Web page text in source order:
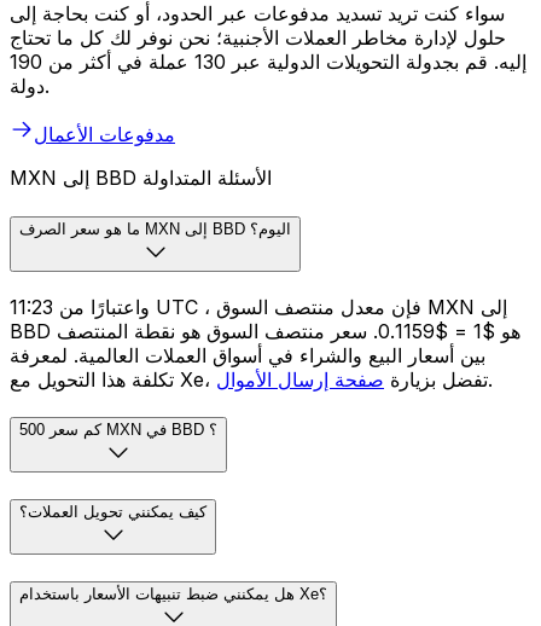
سواء كنت تريد تسديد مدفوعات عبر الحدود، أو كنت بحاجة إلى
حلول لإدارة مخاطر العملات الأجنبية؛ نحن نوفر لك كل ما تحتاج
إليه. قم بجدولة التحويلات الدولية عبر 130 عملة في أكثر من 190
دولة.
مدفوعات الأعمال
MXN إلى BBD الأسئلة المتداولة
ما هو سعر الصرف MXN إلى BBD اليوم؟
واعتبارًا من 11:23 UTC ، فإن معدل منتصف السوق MXN إلى
BBD هو $1 = $0.1159. سعر منتصف السوق هو نقطة المنتصف
بين أسعار البيع والشراء في أسواق العملات العالمية. لمعرفة
تكلفة هذا التحويل مع Xe، تفضل بزيارة صفحة إرسال الأموال .
كم سعر 500 MXN في BBD ؟
كيف يمكنني تحويل العملات؟
هل يمكنني ضبط تنبيهات الأسعار باستخدام Xe؟